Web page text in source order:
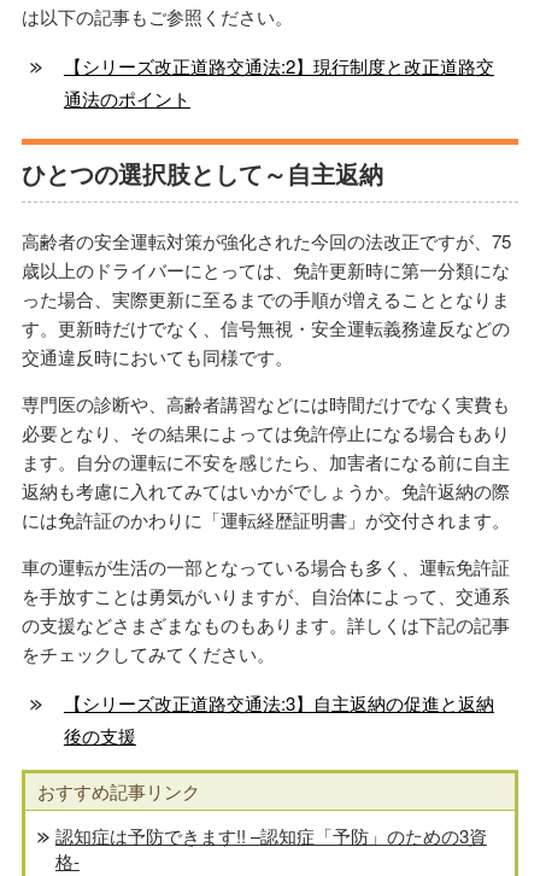
は以下の記事もご参照ください。
【シリーズ改正道路交通法:2】現行制度と改正道路交
通法のポイント
ひとつの選択肢として～自主返納
高齢者の安全運転対策が強化された今回の法改正ですが、75
歳以上のドライバーにとっては、免許更新時に第一分類にな
った場合、実際更新に至るまでの手順が増えることとなりま
す。更新時だけでなく、信号無視・安全運転義務違反などの
交通違反時においても同様です。
専門医の診断や、高齢者講習などには時間だけでなく実費も
必要となり、その結果によっては免許停止になる場合もあり
ます。自分の運転に不安を感じたら、加害者になる前に自主
返納も考慮に入れてみてはいかがでしょうか。免許返納の際
には免許証のかわりに「運転経歴証明書」が交付されます。
車の運転が生活の一部となっている場合も多く、運転免許証
を手放すことは勇気がいりますが、自治体によって、交通系
の支援などさまざまなものもあります。詳しくは下記の記事
をチェックしてみてください。
【シリーズ改正道路交通法:3】自主返納の促進と返納
後の支援
おすすめ記事リンク
認知症は予防できます!! –認知症「予防」のための3資
格-